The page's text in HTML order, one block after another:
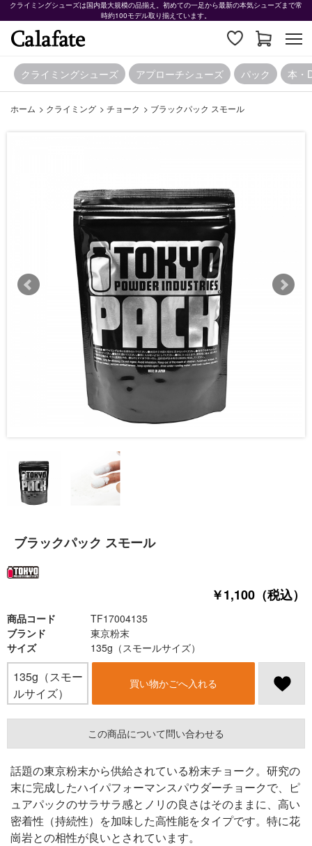
クライミングシューズは国内最大規模の品揃え。初めての一足から最新の本気シューズまで常
時約100モデル取り揃えています。
クライミングシューズ アプローチシューズ パック 本・
ホーム > クライミング > チョーク > ブラックパック スモール
ブラックパック スモール
￥1,100（税込）
商品コード
TF17004135
ブランド
東京粉末
サイズ
135g（スモールサイズ）
135g（スモー
ルサイズ）
買い物かごへ入れる
この商品について問い合わせる
話題の東京粉末から供給されている粉末チョーク。研究の
末に完成したハイパフォーマンスパウダーチョークで、ピ
ュアパックのサラサラ感とノリの良さはそのままに、高い
密着性（持続性）を加味した高性能をタイプです。特に花
崗岩との相性が良いとされています。